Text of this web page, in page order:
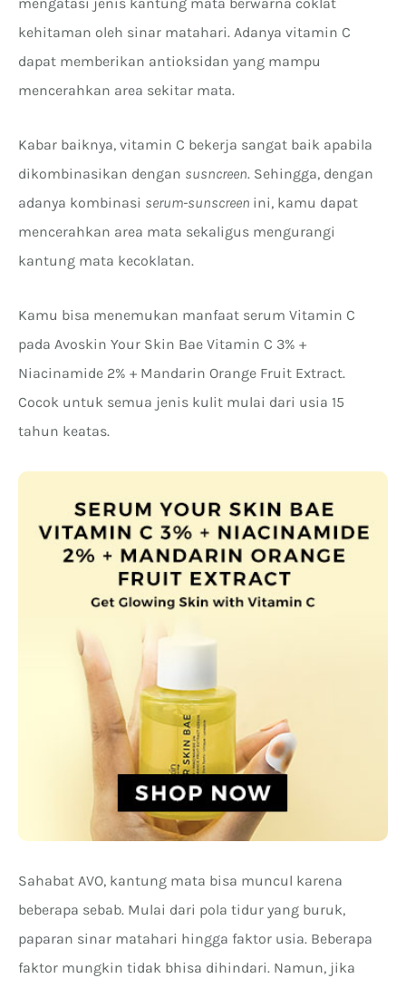
kehitaman oleh sinar matahari. Adanya vitamin C
dapat memberikan antioksidan yang mampu
mencerahkan area sekitar mata.
Kabar baiknya, vitamin C bekerja sangat baik apabila
dikombinasikan dengan susncreen. Sehingga, dengan
adanya kombinasi serum-sunscreen ini, kamu dapat
mencerahkan area mata sekaligus mengurangi
kantung mata kecoklatan.
Kamu bisa menemukan manfaat serum Vitamin C
pada Avoskin Your Skin Bae Vitamin C 3% +
Niacinamide 2% + Mandarin Orange Fruit Extract.
Cocok untuk semua jenis kulit mulai dari usia 15
tahun keatas.
Sahabat AVO, kantung mata bisa muncul karena
beberapa sebab. Mulai dari pola tidur yang buruk,
paparan sinar matahari hingga faktor usia. Beberapa
faktor mungkin tidak bhisa dihindari. Namun, jika